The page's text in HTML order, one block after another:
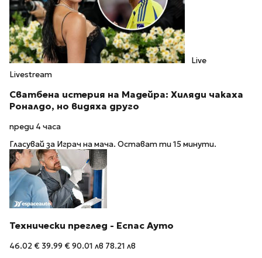
Live
Livestream
Сватбена истерия на Мадейра: Хиляди чакаха
Роналдо, но видяха друго
преди 4 часа
Гласувай за Играч на мача. Остават ти 15 минути.
Технически преглед - Еспас Ауто
46.02 € 39.99 €90.01 лв 78.21 лв